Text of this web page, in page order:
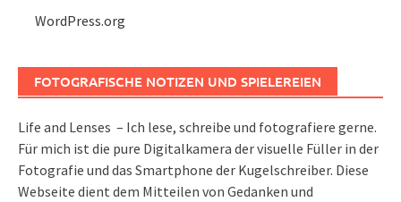
WordPress.org
FOTOGRAFISCHE NOTIZEN UND SPIELEREIEN
Life and Lenses – Ich lese, schreibe und fotografiere gerne.
Für mich ist die pure Digitalkamera der visuelle Füller in der
Fotografie und das Smartphone der Kugelschreiber. Diese
Webseite dient dem Mitteilen von Gedanken und